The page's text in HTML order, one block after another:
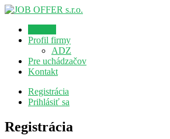
Profil firmy
ADZ
Pre uchádzačov
Kontakt
Registrácia
Prihlásiť sa
Registrácia